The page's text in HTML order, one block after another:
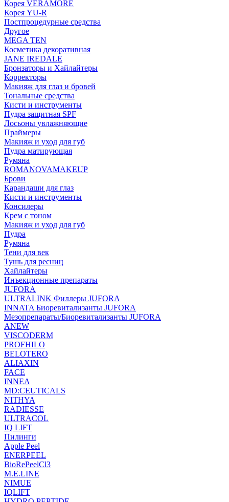
Корея VERAMORE
Корея YU-R
Постпроцедурные средства
Другое
MEGA TEN
Косметика декоративная
JANE IREDALE
Бронзаторы и Хайлайтеры
Корректоры
Макияж для глаз и бровей
Тональные средства
Кисти и инструменты
Пудра защитная SPF
Лосьоны увлажняющие
Праймеры
Макияж и уход для губ
Пудра матирующая
Румяна
ROMANOVAMAKEUP
Брови
Карандаши для глаз
Кисти и инструменты
Консилеры
Крем с тоном
Макияж и уход для губ
Пудра
Румяна
Тени для век
Тушь для ресниц
Хайлайтеры
Инъекционные препараты
JUFORA
ULTRALINK Филлеры JUFORA
INNATA Биоревитализанты JUFORA
Мезопрепараты/Биоревитализанты JUFORA
ANEW
VISCODERM
PROFHILO
BELOTERO
ALIAXIN
FACE
INNEA
MD:CEUTICALS
NITHYA
RADIESSE
ULTRACOL
IQ LIFT
Пилинги
Apple Peel
ENERPEEL
BioRePeelCl3
M.E.LINE
NIMUE
IQLIFT